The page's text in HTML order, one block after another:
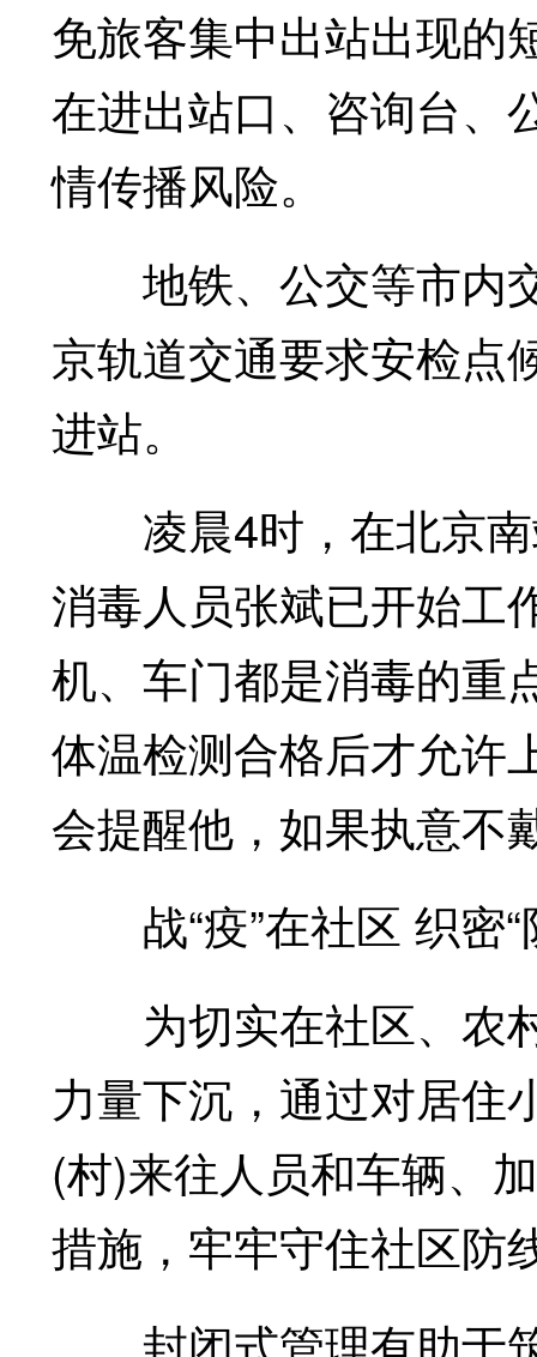
免旅客集中出站出现的
在进出站口、咨询台、
情传播风险。
地铁、公交等市内
京轨道交通要求安检点
进站。
凌晨4时，在北京南
消毒人员张斌已开始工
机、车门都是消毒的重
体温检测合格后才允许
会提醒他，如果执意不
战“疫”在社区 织密“
为切实在社区、农
力量下沉，通过对居住
(村)来往人员和车辆、
措施，牢牢守住社区防
封闭式管理有助于筑